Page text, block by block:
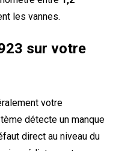
les vannes.
sur votre
votre
détecte un manque
direct au niveau du